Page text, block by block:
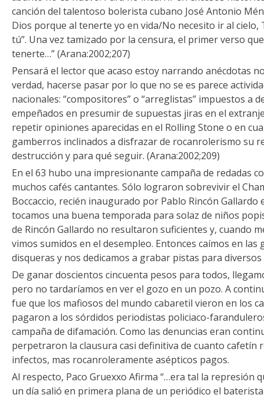
canción del talentoso bolerista cubano José Antonio
Dios porque al tenerte yo en vida/No necesito ir al cielo,
tú”. Una vez tamizado por la censura, el primer verso
tenerte…” (Arana:2002;207)
Pensará el lector que acaso estoy narrando anécdotas
verdad, hacerse pasar por lo que no se es parece
nacionales: “compositores” o “arreglistas” impuestos a
empeñados en presumir de supuestas jiras en el
repetir opiniones aparecidas en el Rolling Stone o en
gamberros inclinados a disfrazar de rocanrolerismo su
destrucción y para qué seguir. (Arana:2002;209)
En el 63 hubo una impresionante campaña de redadas
muchos cafés cantantes. Sólo lograron sobrevivir el
Boccaccio, recién inaugurado por Pablo Rincón Gallardo
tocamos una buena temporada para solaz de niños
de Rincón Gallardo no resultaron suficientes y, cuando
vimos sumidos en el desempleo. Entonces caímos en las
disqueras y nos dedicamos a grabar pistas para
De ganar doscientos cincuenta pesos para todos,
pero no tardaríamos en ver el gozo en un pozo. A
fue que los mafiosos del mundo cabaretil vieron en los
pagaron a los sórdidos periodistas policiaco-
campaña de difamación. Como las denuncias eran
perpetraron la clausura casi definitiva de cuanto cafetín
infectos, mas rocanroleramente asépticos pagos.
Al respecto, Paco Gruexxo Afirma “…era tal la represión
un día salió en primera plana de un periódico el